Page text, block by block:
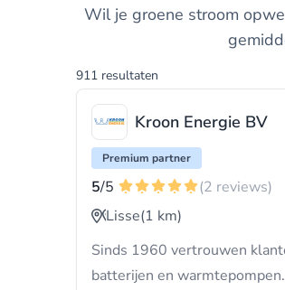
Wil je groene stroom
911 resultaten
Kroon Energie BV
Premium partner
5/5
(2 reviews)
Lisse(1 km)
Sinds 1960 vertrouwen
batterijen en